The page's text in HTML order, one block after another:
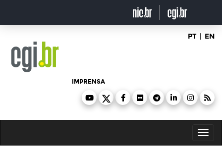
o
PT | EN
IMPRENSA